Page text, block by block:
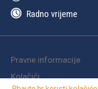
Radno vrijeme
Pravne informacije
Kolačići